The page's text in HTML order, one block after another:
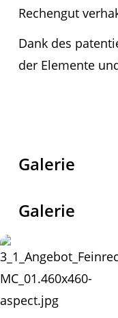
Rechengut
Dank des
der Elemente
Galerie
Galerie